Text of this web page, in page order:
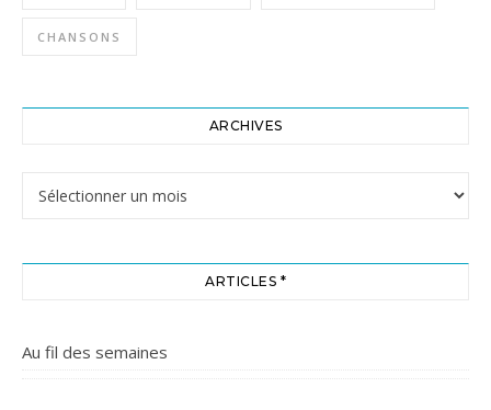
CHANSONS
ARCHIVES
ARTICLES *
Au fil des semaines